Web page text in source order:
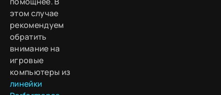
этом случае
рекомендуем
обратить
внимание на
игровые
компьютеры из
линейки